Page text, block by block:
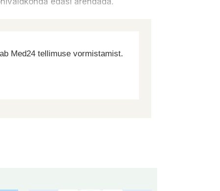
Med24 tellimuse vormistamist.